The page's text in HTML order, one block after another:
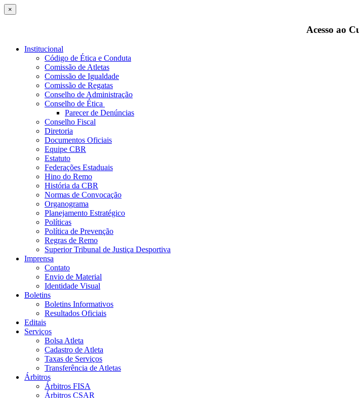
×
Acesso ao
Institucional
Código de Ética e Conduta
Comissão de Atletas
Comissão de Igualdade
Comissão de Regatas
Conselho de Administração
Conselho de Ética
Parecer de Denúncias
Conselho Fiscal
Diretoria
Documentos Oficiais
Equipe CBR
Estatuto
Federações Estaduais
Hino do Remo
História da CBR
Normas de Convocação
Organograma
Planejamento Estratégico
Políticas
Política de Prevenção
Regras de Remo
Superior Tribunal de Justiça Desportiva
Imprensa
Contato
Envio de Material
Identidade Visual
Boletins
Boletins Informativos
Resultados Oficiais
Editais
Serviços
Bolsa Atleta
Cadastro de Atleta
Taxas de Serviços
Transferência de Atletas
Árbitros
Árbitros FISA
Árbitros CSAR